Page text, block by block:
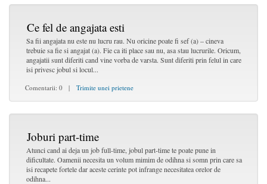
Ce fel de angajata esti
Sa fii angajata nu este nu lucru rau. Nu oricine poate fi sef (a) – cineva
trebuie sa fie si angajat (a). Fie ca iti place sau nu, asa stau lucrurile. Oricum,
angajatii sunt diferiti cand vine vorba de varsta. Sunt diferiti prin felul in care
isi privesc jobul si locul...
Comentarii: 0 | Trimite unei prietene
Joburi part-time
Atunci cand ai deja un job full-time, jobul part-time te poate pune in
dificultate. Oamenii necesita un volum mimim de odihna si somn prin care sa
isi recapete fortele dar aceste cerinte pot infrange necesitatea orelor de
odihna...